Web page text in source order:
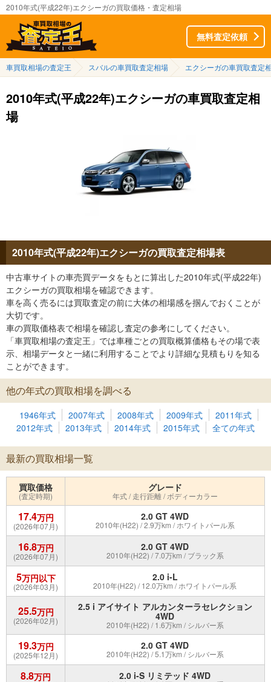
2010年式(平成22年)エクシーガの買取価格・査定相場
無料査定依頼
車買取相場の査定王 スバルの車買取査定相場 エクシーガの車買取査定
2010年式(平成22年)エクシーガの車買取査定相
場
2010年式(平成22年)エクシーガの買取査定相場表
中古車サイトの車売買データをもとに算出した2010年式(平成22年)
エクシーガの買取相場を確認できます。
車を高く売るには買取査定の前に大体の相場感を掴んでおくことが
大切です。
車の買取価格表で相場を確認し査定の参考にしてください。
「車買取相場の査定王」では車種ごとの買取概算価格もその場で表
示、相場データと一緒に利用することでより詳細な見積もりを知る
ことができます。
他の年式の買取相場を調べる
1946年式 2007年式 2008年式 2009年式
2011年式
2012年式
2013年式 2014年式 2015年式 全ての年式
最新の買取相場一覧
買取価格
(査定時期)
グレード
年式 / 走行距離 / ボディーカラー
17.4万円
(2026年07月)
2.0 GT 4WD
2010年(H22) / 2.9万km / ホワイトパール系
16.8万円
(2026年07月)
2.0 GT 4WD
2010年(H22) / 7.0万km / ブラック系
5万円以下
(2026年03月)
2.0 i-L
2010年(H22) / 12.0万km / ホワイトパール系
25.5万円
(2026年02月)
2.5 i アイサイト アルカンターラセレクション
4WD
2010年(H22) / 1.6万km / シルバー系
19.3万円
(2025年12月)
2.0 GT 4WD
2010年(H22) / 5.1万km / シルバー系
8.8万円 2.0 i-S リミテッド 4WD